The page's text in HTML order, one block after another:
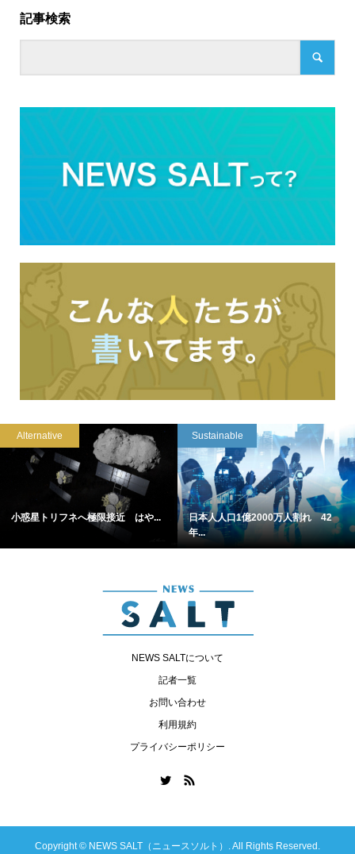
記事検索
Alternative
小惑星トリフネへ極限接近 はや...
Sustainable
日本人人口1億2000万人割れ 42
年...
NEWS SALTについて
記者一覧
お問い合わせ
利用規約
プライバシーポリシー
Copyright © NEWS SALT（ニュースソルト）. All Rights Reserved.